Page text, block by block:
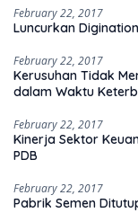
February 22, 2017
Luncurkan
February 22, 2017
Kerusuhan Tidak
dalam Waktu
February 22, 2017
Kinerja Sektor
PDB
February 22, 2017
Pabrik Semen